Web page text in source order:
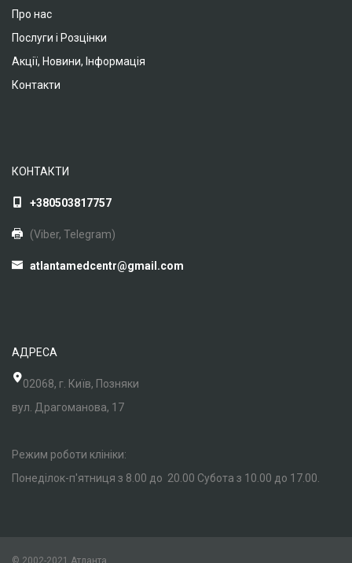
Про нас
Послуги і Розцінки
Акції, Новини, Інформація
Контакти
КОНТАКТИ
+380503817757
(Viber, Telegram)
atlantamedcentr@gmail.com
АДРЕСА
02068, г. Київ, Позняки
вул. Драгоманова, 17
Режим роботи клініки:
Понеділок-п'ятниця з 8.00 до 20.00 Субота з 10.00 до 17.00.
© 2002-2021 Атланта